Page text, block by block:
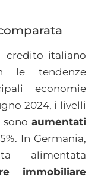
credito italiano
le tendenze
economie
2024, i livelli
sono aumentati
In Germania,
alimentata
immobiliare